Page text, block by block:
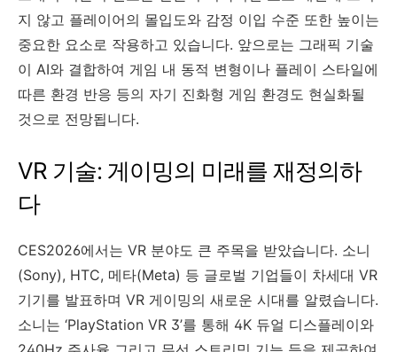
지 않고 플레이어의 몰입도와 감정 이입 수준 또한 높이는
중요한 요소로 작용하고 있습니다. 앞으로는 그래픽 기술
이 AI와 결합하여 게임 내 동적 변형이나 플레이 스타일에
따른 환경 반응 등의 자기 진화형 게임 환경도 현실화될
것으로 전망됩니다.
VR 기술: 게이밍의 미래를 재정의하
다
CES2026에서는 VR 분야도 큰 주목을 받았습니다. 소니
(Sony), HTC, 메타(Meta) 등 글로벌 기업들이 차세대 VR
기기를 발표하며 VR 게이밍의 새로운 시대를 알렸습니다.
소니는 ‘PlayStation VR 3’를 통해 4K 듀얼 디스플레이와